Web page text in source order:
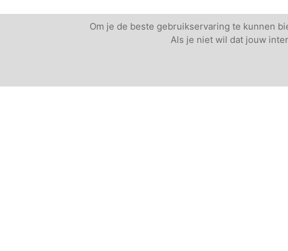
Om je de beste gebruikservaring te kunnen
Als je niet wil dat jouw